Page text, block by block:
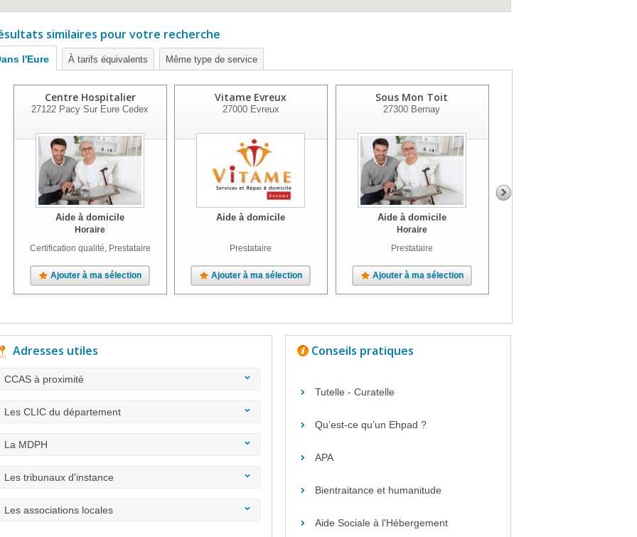
similaires pour votre recherche
l'Eure À tarifs équivalents Même type de service
Centre Hospitalier
27122 Pacy Sur Eure Cedex
Aide à domicile
Horaire
Certification qualité, Prestataire
Ajouter à ma sélection
Vitame Evreux
27000Evreux
Aide à domicile
Prestataire
Ajouter à ma sélection
Sous Mon Toit
27300 Bernay
Aide à domicile
Horaire
Prestataire
Ajouter à ma sélection
Adresses utiles
CCAS à proximité
Les CLIC du département
La MDPH
Les tribunaux d'instance
Les associations locales
Conseils pratiques
Tutelle - Curatelle
Qu’est-ce qu’un Ehpad ?
APA
Bientraitance et humanitude
Aide Sociale à l'Hébergement